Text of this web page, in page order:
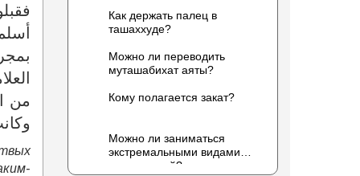
من
Как держать палец в
ташаххуде?
Можно ли переводить
муташабихат аяты?
Кому полагается закат?
Можно ли заниматься
экстремальными видами
развлечений?